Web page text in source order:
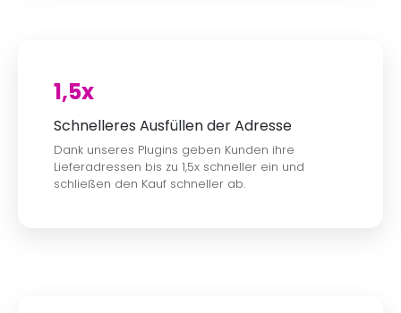
1,5x
Schnelleres Ausfüllen der Adresse
Dank unseres Plugins geben Kunden ihre
Lieferadressen bis zu 1,5x schneller ein und
schließen den Kauf schneller ab.